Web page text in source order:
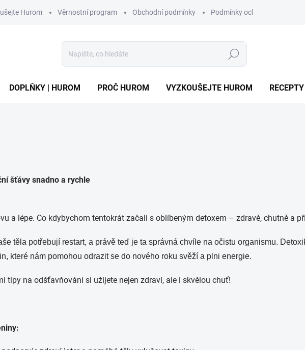
Hurom Věrnostní program Obchodní podmínky Podmínky ochrany osobních
Hledat
DOPLŇKY | HUROM PROČ HUROM VYZKOUŠEJTE HUROM RECEPTY
šťávy snadno a rychle
a lépe. Co kdybychom tentokrát začali s oblíbeným detoxem – zdravě, chutně a
těla potřebují restart, a právě teď je ta správná chvíle na očistu organismu.
které nám pomohou odrazit se do nového roku svěží a plni energie.
tipy na odšťavňování si užijete nejen zdraví, ale i skvělou chuť!